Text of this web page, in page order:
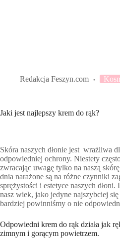
Redakcja Feszyn.com
Jaki jest najlepszy krem do rąk?
Skóra naszych dłonie jest wrażliwa
odpowiedniej ochrony. Niestety
zwracając uwagę tylko na naszą
dnia narażone są na różne czynniki
sprężystości i estetyce naszych dłoni.
nasz wiek, jako jedyne najszybciej
bardziej powinniśmy o nie
Odpowiedni krem do rąk działa jak
zimnym i gorącym powietrzem.